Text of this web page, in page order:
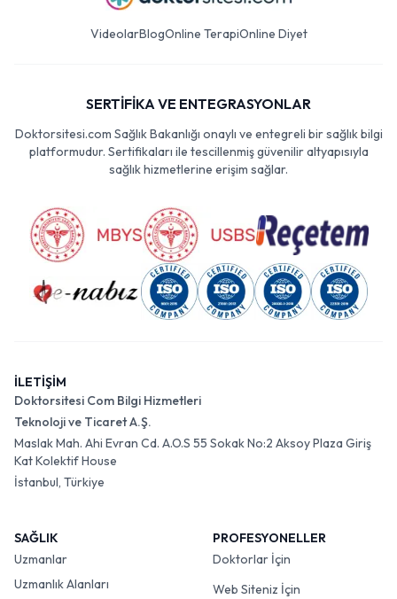
VideolarBlogOnline TerapiOnline Diyet
SERTİFİKA VE ENTEGRASYONLAR
Doktorsitesi.com Sağlık Bakanlığı onaylı ve entegreli bir sağlık bilgi
platformudur. Sertifikaları ile tescillenmiş güvenilir altyapısıyla
sağlık hizmetlerine erişim sağlar.
İLETİŞİM
Doktorsitesi Com Bilgi Hizmetleri
Teknoloji ve Ticaret A.Ş.
Maslak Mah. Ahi Evran Cd. A.O.S 55 Sokak No:2 Aksoy Plaza Giriş
Kat Kolektif House
İstanbul, Türkiye
SAĞLIK
Uzmanlar
Uzmanlık Alanları
PROFESYONELLER
Doktorlar İçin
Web Siteniz İçin